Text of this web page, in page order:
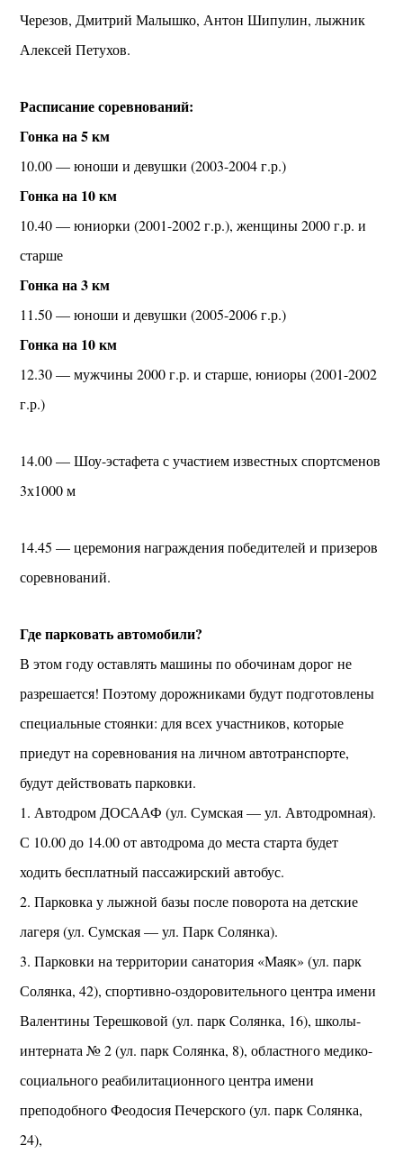
Черезов, Дмитрий Малышко, Антон Шипулин, лыжник
Алексей Петухов.
Расписание соревнований:
Гонка на 5 км
10.00 — юноши и девушки (2003-2004 г.р.)
Гонка на 10 км
10.40 — юниорки (2001-2002 г.р.), женщины 2000 г.р. и
старше
Гонка на 3 км
11.50 — юноши и девушки (2005-2006 г.р.)
Гонка на 10 км
12.30 — мужчины 2000 г.р. и старше, юниоры (2001-2002
г.р.)
14.00 — Шоу-эстафета с участием известных спортсменов
3х1000 м
14.45 — церемония награждения победителей и призеров
соревнований.
Где парковать автомобили?
В этом году оставлять машины по обочинам дорог не
разрешается! Поэтому дорожниками будут подготовлены
специальные стоянки: для всех участников, которые
приедут на соревнования на личном автотранспорте,
будут действовать парковки.
1. Автодром ДОСААФ (ул. Сумская — ул. Автодромная).
С 10.00 до 14.00 от автодрома до места старта будет
ходить бесплатный пассажирский автобус.
2. Парковка у лыжной базы после поворота на детские
лагеря (ул. Сумская — ул. Парк Солянка).
3. Парковки на территории санатория «Маяк» (ул. парк
Солянка, 42), спортивно-оздоровительного центра имени
Валентины Терешковой (ул. парк Солянка, 16), школы-
интерната № 2 (ул. парк Солянка, 8), областного медико-
социального реабилитационного центра имени
преподобного Феодосия Печерского (ул. парк Солянка,
24),